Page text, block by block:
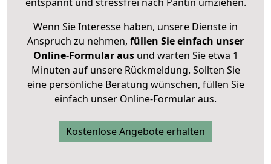
Wenn Sie Interesse haben, unsere Dienste in
Anspruch zu nehmen, füllen Sie einfach unser
Online-Formular ausund warten Sie etwa 1
Minuten auf unsere Rückmeldung. Sollten Sie
eine persönliche Beratung wünschen, füllen Sie
einfach unser Online-Formular aus.
Kostenlose Angebote erhalten